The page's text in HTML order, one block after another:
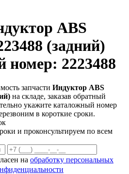
ABS
(задний)
2223488
запчасти Индуктор ABS
на складе, заказав обратный
укажите каталожный номер
в короткие сроки.
и проконсультируем по всем
на обработку персональных